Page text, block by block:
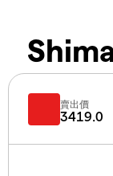
賣出價
3419.0